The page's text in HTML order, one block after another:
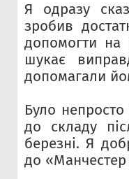
Я одразу
зробив
допомогти
шукає
допомагали
Було
до складу
березні. Я
до